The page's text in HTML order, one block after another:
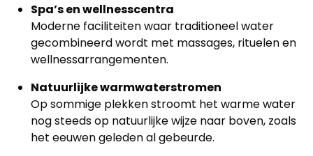
Spa’s en wellnesscentra
Moderne faciliteiten waar traditioneel water
gecombineerd wordt met massages, rituelen en
wellnessarrangementen.
Natuurlijke warmwaterstromen
Op sommige plekken stroomt het warme water
nog steeds op natuurlijke wijze naar boven, zoals
het eeuwen geleden al gebeurde.